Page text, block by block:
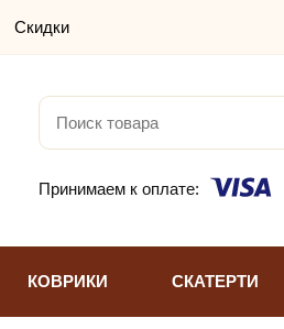
Скидки
Принимаем к оплате:
КОВРИКИ СКАТЕРТИ